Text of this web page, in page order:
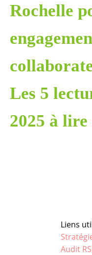
Rochelle
Les 5
2025 à lire
Liens
Audit